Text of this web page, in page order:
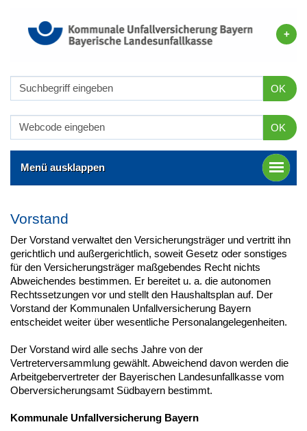
OK
OK
Menü ausklappen
Vorstand
Der Vorstand verwaltet den Versicherungsträger und vertritt ihn
gerichtlich und außergerichtlich, soweit Gesetz oder sonstiges
für den Versicherungsträger maßgebendes Recht nichts
Abweichendes bestimmen. Er bereitet u. a. die autonomen
Rechtssetzungen vor und stellt den Haushaltsplan auf. Der
Vorstand der Kommunalen Unfallversicherung Bayern
entscheidet weiter über wesentliche Personalangelegenheiten.
Der Vorstand wird alle sechs Jahre von der
Vertreterversammlung gewählt. Abweichend davon werden die
Arbeitgebervertreter der Bayerischen Landesunfallkasse vom
Oberversicherungsamt Südbayern bestimmt.
Kommunale Unfallversicherung Bayern